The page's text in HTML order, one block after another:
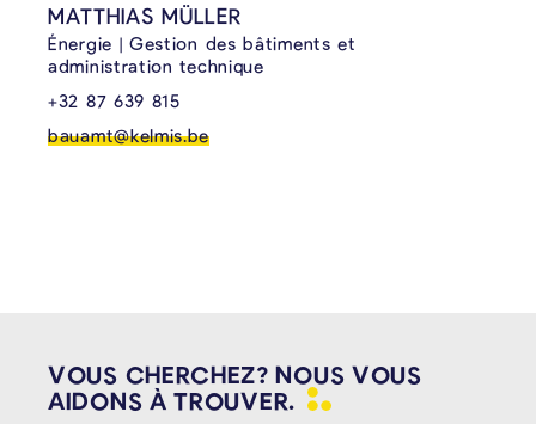
MATTHIAS MÜLLER
Énergie | Gestion des bâtiments et
administration technique
+32 87 639 815
bauamt@kelmis.be
VOUS CHERCHEZ? NOUS VOUS
AIDONS ÀTROUVER.